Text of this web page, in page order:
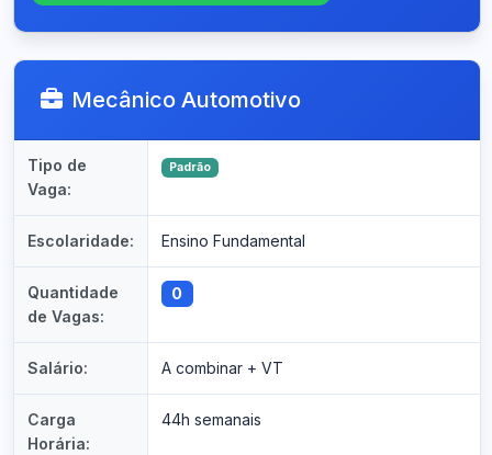
Mecânico Automotivo
Tipo de
Vaga:
Padrão
Escolaridade: Ensino Fundamental
Quantidade
de Vagas:
0
Salário: A combinar + VT
Carga
Horária:
44h semanais